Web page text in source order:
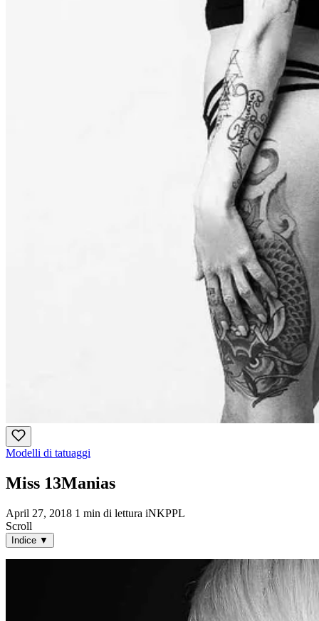
Modelli di tatuaggi
Miss 13Manias
April 27, 2018 1 min di lettura iNKPPL
Scroll
Indice ▼